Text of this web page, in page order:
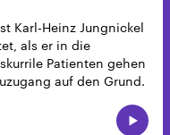
Karl-Heinz Jungnickel
als er in die
Patienten gehen
auf den Grund.